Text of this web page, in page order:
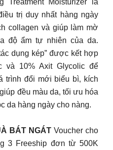
Treatment Moisturizer là
trị duy nhất hàng ngày
collagen và giúp làm mờ
độ ẩm tự nhiên của da.
dụng kép” được kết hợp
và 10% Axit Glycolic để
trình đổi mới biểu bì, kích
đều màu da, tối ưu hóa
da hàng ngày cho nàng.
BÁT NGÁT Voucher cho
3 Freeship đơn từ 500K